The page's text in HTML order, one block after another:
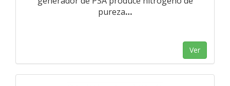
pureza…
Ver